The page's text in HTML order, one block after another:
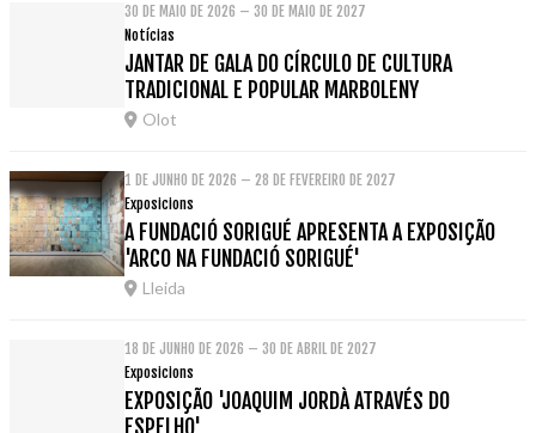
30 DE MAIO DE 2026 – 30 DE MAIO DE 2027
Notícias
JANTAR DE GALA DO CÍRCULO DE CULTURA
TRADICIONAL E POPULAR MARBOLENY
Olot
1 DE JUNHO DE 2026 – 28 DE FEVEREIRO DE 2027
Exposicions
A FUNDACIÓ SORIGUÉ APRESENTA A EXPOSIÇÃO
'ARCO NA FUNDACIÓ SORIGUÉ'
Lleida
18 DE JUNHO DE 2026 – 30 DE ABRIL DE 2027
Exposicions
EXPOSIÇÃO 'JOAQUIM JORDÀ ATRAVÉS DO
ESPELHO'